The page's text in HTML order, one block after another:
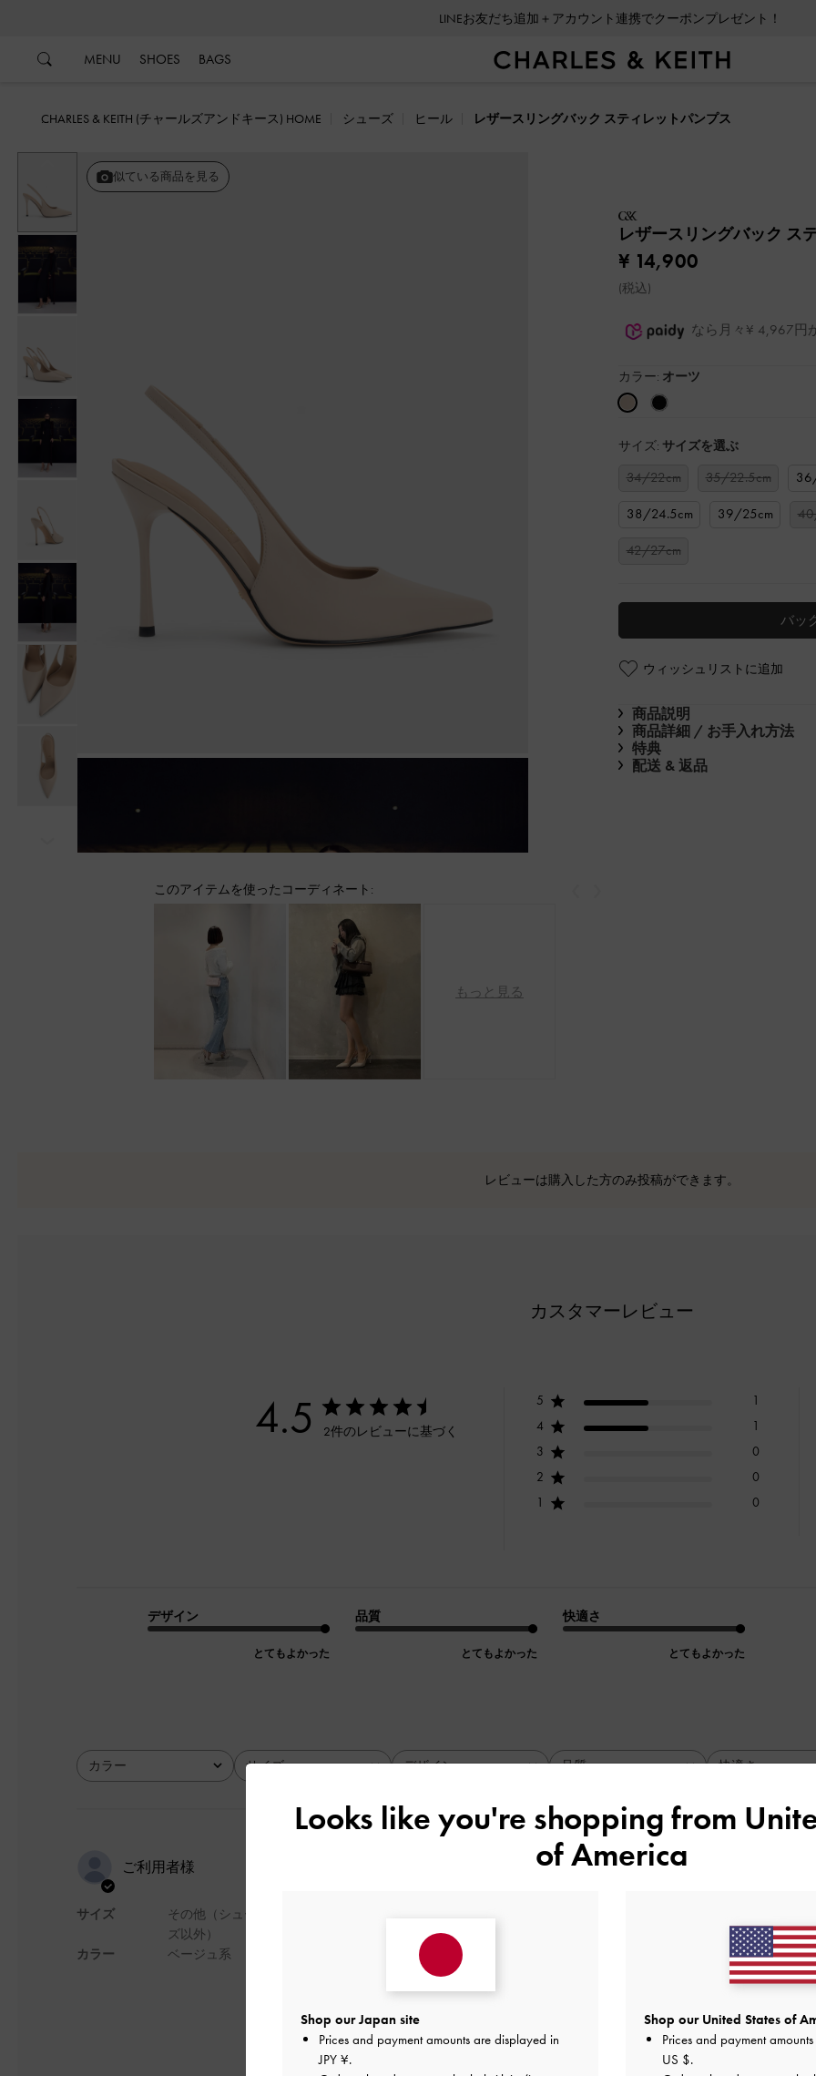
LINEお友だち追加＋アカウント連携でクーポンプレゼント！
MENU SHOES BAGS
CHARLES & KEITH (チャールズアンドキース) HOME シューズ ヒール レザースリングバック スティレットパンプス
似ている商品を見る
レザースリングバック ス
¥ 14,900
(税込)
なら月々¥ 4,967円
カラー: オーツ
サイズ: サイズを選ぶ
34/22cm 35/22.5cm
38/24.5cm
39/25cm
42/27cm
バッ
ウィッシュリストに追加
商品説明
商品詳細 / お手入れ方法
特典
配送 & 返品
このアイテムを使ったコーディネート:
もっと見る
レビューは購入した方のみ投稿ができます。
カスタマーレビュー
4.5 2件のレビューに基づく
5
1
4
1
3
0
2
0
1
0
デザイン
とてもよかった
品質
とてもよかった
快適さ
とてもよかった
カラー
全て サイズ デザイン 品質 快適さ
ご利用者様
サイズ
カラー
その他（シュー
ズ以外）
ベージュ系
とてもよかった とても
日本語に翻訳する
Looks like you're shopping from
of America
Shop our Japan site
Prices and payment amounts are displayed in
JPY ¥.
Shop our United States of
Prices and payment
US $.